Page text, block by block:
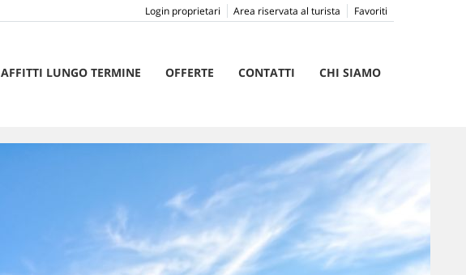
Favoriti
Area riservata al turista
Login proprietari
AFFITTI LUNGO TERMINE OFFERTE CONTATTI CHI SIAMO